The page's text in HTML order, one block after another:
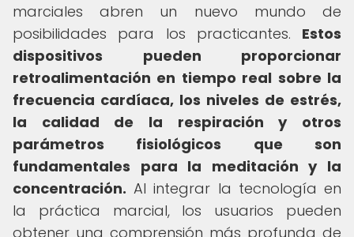
marciales abren un nuevo mundo de
posibilidades para los practicantes. Estos
dispositivos pueden proporcionar
retroalimentación en tiempo real sobre la
frecuencia cardíaca, los niveles de estrés,
la calidad de la respiración y otros
parámetros fisiológicos que son
fundamentales para la meditación y la
concentración. Al integrar la tecnología en
la práctica marcial, los usuarios pueden
obtener una comprensión más profunda de